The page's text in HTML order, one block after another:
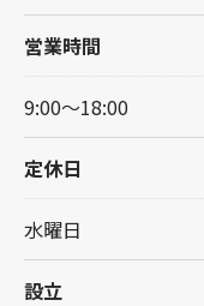
営業時間
9:00～18:00
定休日
水曜日
設立